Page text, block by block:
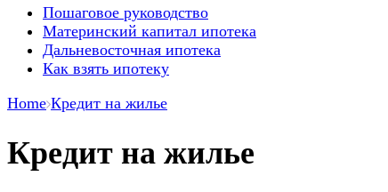
Пошаговое руководство
Материнский капитал ипотека
Дальневосточная ипотека
Как взять ипотеку
Home Кредит на жилье
Кредит на жилье